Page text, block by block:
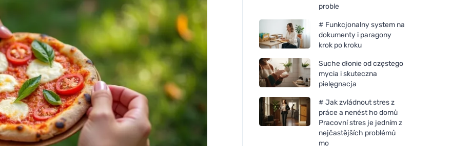
proble
# Funkcjonalny system na
dokumenty i paragony
krok po kroku
Suche dłonie od częstego
mycia i skuteczna
pielęgnacja
# Jak zvládnout stres z
práce a nenést ho domů
Pracovní stres je jedním z
nejčastějších problémů
mo